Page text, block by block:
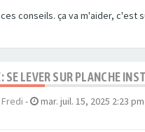
conseils. ça va m'aider, c'est
SE LEVER SUR PLANCHE
Fredi - mar. juil. 15, 2025 2:23 pm